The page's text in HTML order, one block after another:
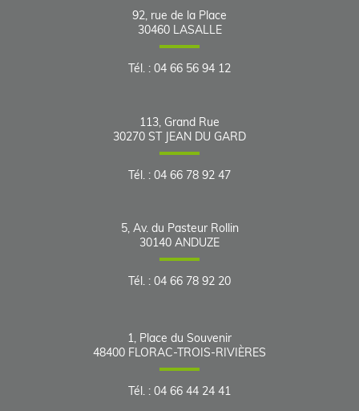
92, rue de la Place
30460 LASALLE
Tél. : 04 66 56 94 12
113, Grand Rue
30270 ST JEAN DU GARD
Tél. : 04 66 78 92 47
5, Av. du Pasteur Rollin
30140 ANDUZE
Tél. : 04 66 78 92 20
1, Place du Souvenir
48400 FLORAC-TROIS-RIVIÈRES
Tél. : 04 66 44 24 41